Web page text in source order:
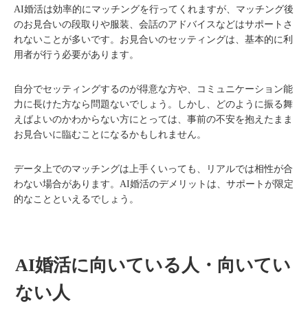
AI婚活は効率的にマッチングを行ってくれますが、マッチング後
のお見合いの段取りや服装、会話のアドバイスなどはサポートさ
れないことが多いです。お見合いのセッティングは、基本的に利
用者が行う必要があります。
自分でセッティングするのが得意な方や、コミュニケーション能
力に長けた方なら問題ないでしょう。しかし、どのように振る舞
えばよいのかわからない方にとっては、事前の不安を抱えたまま
お見合いに臨むことになるかもしれません。
データ上でのマッチングは上手くいっても、リアルでは相性が合
わない場合があります。AI婚活のデメリットは、サポートが限定
的なことといえるでしょう。
AI婚活に向いている人・向いてい
ない人